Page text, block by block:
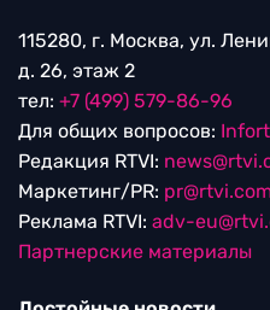
115280, г. Москва, ул.
д. 26, этаж 2
тел: +7 (499) 579-86-96
Для общих вопросов:
Редакция RTVI:
Маркетинг/PR:
Реклама RTVI: adv-
Партнерские материалы